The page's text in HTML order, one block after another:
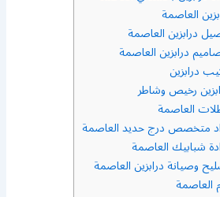
العاصمة
درابزين العاصمة
درابزين العاصمة
درابزين
رخيص وشاطر
العاصمة
متخصص درج حديد العاصمة
شبابيك العاصمة
وصيانة درابزين العاصمة
العاصمة